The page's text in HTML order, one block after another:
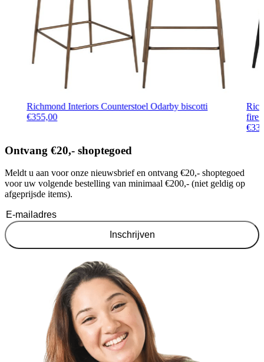
Richmond Interiors Counterstoel Odarby biscotti
€355,00
fire
€
Ontvang €20,- shoptegoed
Meldt u aan voor onze nieuwsbrief en ontvang €20,- shoptegoed
voor uw volgende bestelling van minimaal €200,- (niet geldig op
afgeprijsde items).
Inschrijven